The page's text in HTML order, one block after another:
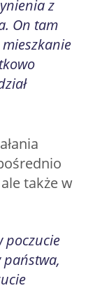
z
On tam
także w
poczucie
państwa,